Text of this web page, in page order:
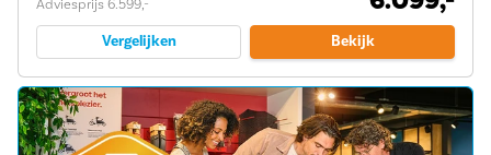
Adviesprijs 6.599,-
Vergelijken Bekijk